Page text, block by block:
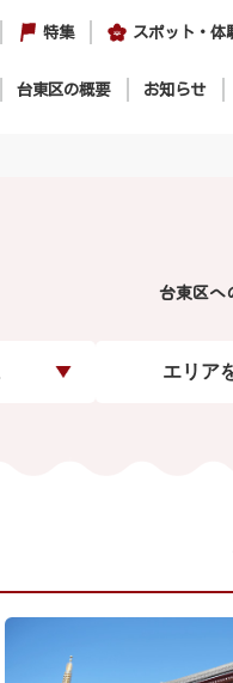
特集 スポット・体
台東区の概要 お知らせ
台東区へ
エリア